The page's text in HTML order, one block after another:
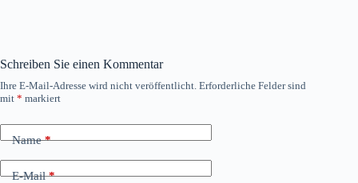
Schreiben Sie einen Kommentar
Ihre E-Mail-Adresse wird nicht veröffentlicht. Erforderliche Felder sind
mit * markiert
Name*
E-Mail*